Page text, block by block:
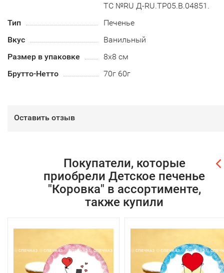
ТС №RU Д-RU.TP05.B.04851.
Тип
Печенье
Вкус
Ванильный
Размер в упаковке
8х8 см
Брутто-Нетто
70г 60г
Оставить отзыв
Покупатели, которые
приобрели Детское печенье
"Коровка" в ассортименте,
также купили